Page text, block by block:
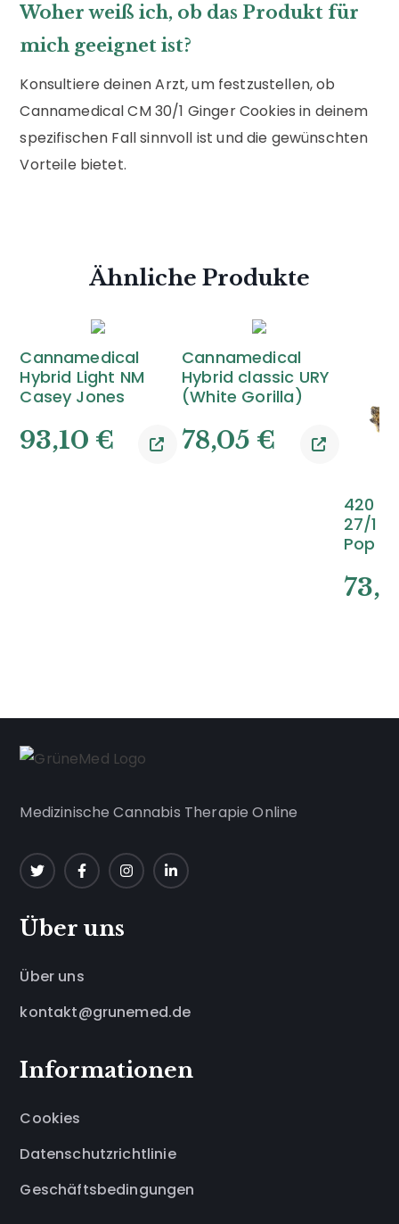
Woher weiß ich, ob das Produkt für
mich geeignet ist?
Konsultiere deinen Arzt, um festzustellen, ob
Cannamedical CM 30/1 Ginger Cookies in deinem
spezifischen Fall sinnvoll ist und die gewünschten
Vorteile bietet.
Ähnliche Produkte
Cannamedical
Hybrid Light NM
Casey Jones
93,10 €
Cannamedical
Hybrid classic URY
(White Gorilla)
78,05 €
420
27/1
Pop
Medizinische Cannabis Therapie Online
Über uns
Über uns
kontakt@grunemed.de
Informationen
Cookies
Datenschutzrichtlinie
Geschäftsbedingungen